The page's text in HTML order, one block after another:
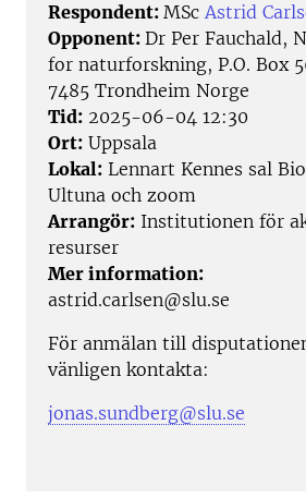
Respondent: MSc Astrid
Opponent: Dr Per Fauchald,
for naturforskning, P.O. Box
7485 Trondheim Norge
Tid: 2025-06-04 12:30
Ort: Uppsala
Lokal: Lennart Kennes sal
Ultuna och zoom
Arrangör: Institutionen för
resurser
Mer information:
astrid.carlsen@slu.se
För anmälan till
vänligen kontakta:
jonas.sundberg@slu.se